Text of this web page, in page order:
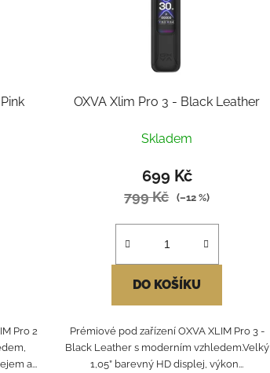
Pro 2
a...
OXVA Xlim Pro 3 - Black Leather
Skladem
699 Kč
799 Kč (–12 %)
DO KOŠÍKU
Prémiové pod zařízení OXVA XLIM Pro 3 -
Black Leather s moderním vzhledem.Velký
1,05” barevný HD displej, výkon...